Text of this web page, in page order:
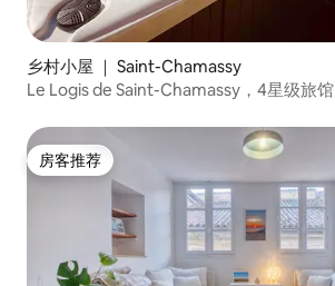
乡村小屋 ｜ Saint-Chamassy
Le Logis de Saint-Chamassy，4星级旅馆
房客推荐
房客推荐